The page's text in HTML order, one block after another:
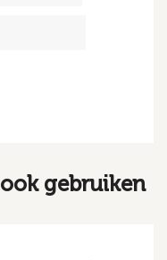
gebruiken